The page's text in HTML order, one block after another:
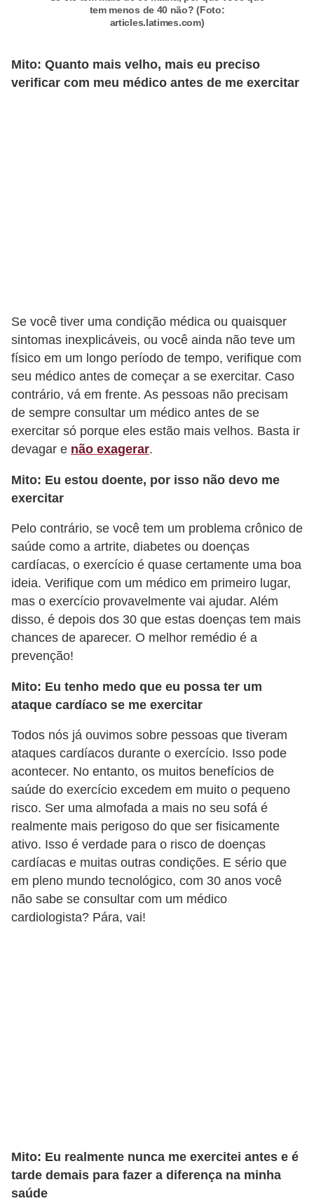
tem menos de 40 não? (Foto:
articles.latimes.com)
Mito: Quanto mais velho, mais eu preciso
verificar com meu médico antes de me exercitar
Se você tiver uma condição médica ou quaisquer
sintomas inexplicáveis, ou você ainda não teve um
físico em um longo período de tempo, verifique com
seu médico antes de começar a se exercitar. Caso
contrário, vá em frente. As pessoas não precisam
de sempre consultar um médico antes de se
exercitar só porque eles estão mais velhos. Basta ir
devagar e não exagerar.
Mito: Eu estou doente, por isso não devo me
exercitar
Pelo contrário, se você tem um problema crônico de
saúde como a artrite, diabetes ou doenças
cardíacas, o exercício é quase certamente uma boa
ideia. Verifique com um médico em primeiro lugar,
mas o exercício provavelmente vai ajudar. Além
disso, é depois dos 30 que estas doenças tem mais
chances de aparecer. O melhor remédio é a
prevenção!
Mito: Eu tenho medo que eu possa ter um
ataque cardíaco se me exercitar
Todos nós já ouvimos sobre pessoas que tiveram
ataques cardíacos durante o exercício. Isso pode
acontecer. No entanto, os muitos benefícios de
saúde do exercício excedem em muito o pequeno
risco. Ser uma almofada a mais no seu sofá é
realmente mais perigoso do que ser fisicamente
ativo. Isso é verdade para o risco de doenças
cardíacas e muitas outras condições. E sério que
em pleno mundo tecnológico, com 30 anos você
não sabe se consultar com um médico
cardiologista? Pára, vai!
Mito: Eu realmente nunca me exercitei antes e é
tarde demais para fazer a diferença na minha
saúde
u
l
f
u
e
s
m
a
s
c
l
i
n
o
s
P
s
e
m
ã
o
s
R
o
u
p
a
s
S